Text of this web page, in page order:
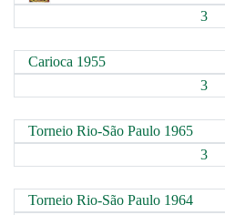
3
Carioca 1955
3
Torneio Rio-São Paulo 1965
3
Torneio Rio-São Paulo 1964